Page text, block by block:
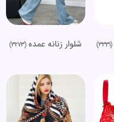
(3331) شلوار زنانه عمده(3273)